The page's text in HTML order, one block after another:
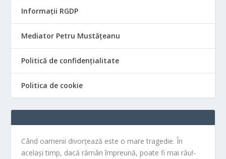
Informații RGDP
Mediator Petru Mustățeanu
Politică de confidențialitate
Politica de cookie
Când oamenii divorțează este o mare tragedie. În
același timp, dacă rămân împreună, poate fi mai rău!-